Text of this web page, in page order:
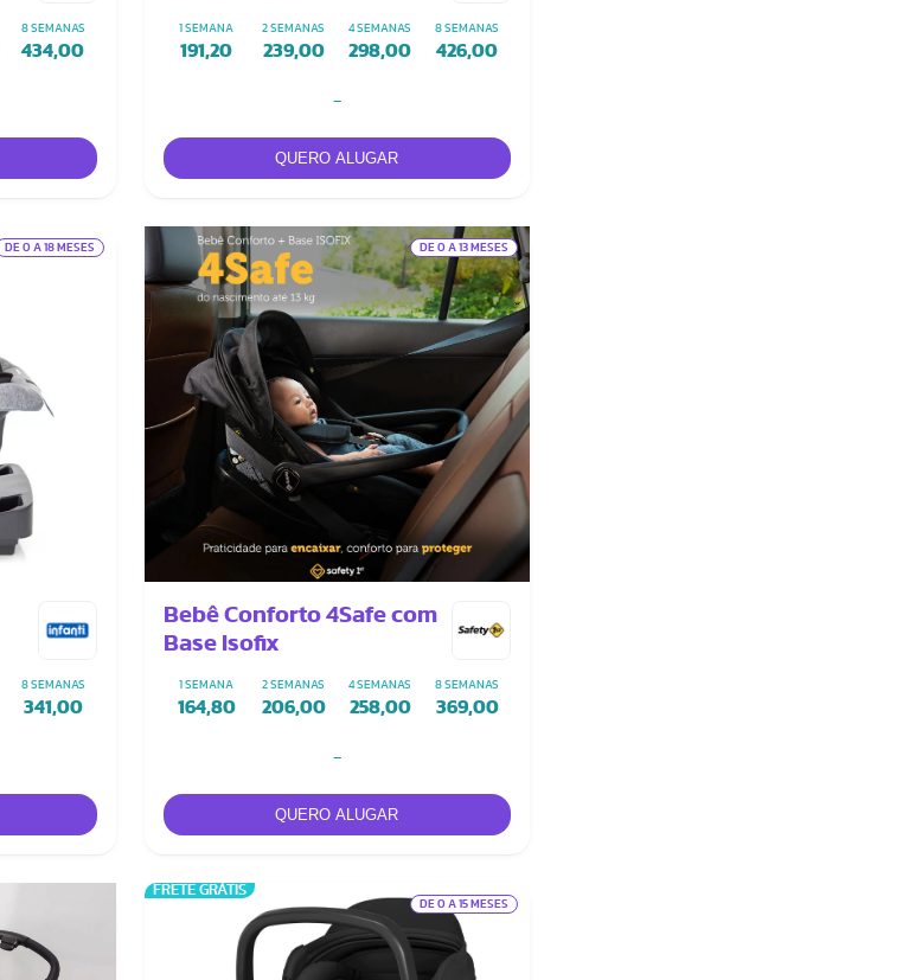
8 SEMANAS
434,00
1 SEMANA
191,20
2 SEMANAS
239,00
4 SEMANAS
298,00
8 SEMANAS
426,00
-
DE 0 A 18 MESES
8 SEMANAS
341,00
DE 0 A 13 MESES
Bebê Conforto 4Safe com
Base Isofix
1 SEMANA
164,80
2 SEMANAS
206,00
4 SEMANAS
258,00
8 SEMANAS
369,00
-
FRETE GRÁTIS
DE 0 A 15 MESES